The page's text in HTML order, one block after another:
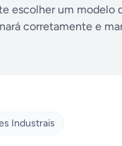
escolher um modelo
corretamente e
Industrais